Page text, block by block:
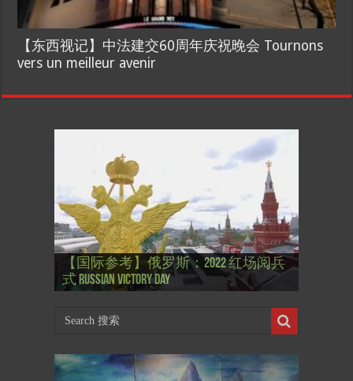
【东西视记】中法建交60周年庆祝晚会 Tournons
vers un meilleur avenir
【国际参考】俄罗斯：2022 红场阅兵
式 Russian Victory Day
【国际参考】”戏剧性“服装设计师
Thierry Mugler 蒂埃里.穆勒 去世, 享年 73
岁
【国际参考】海湖庄园: Xi & Trump 内幕
Mar-a-Lago leak
【东西视记】1937年的毕加索, 海明威,
肯尼迪 1937 – La fin de l’innocence (2/2)
【东西视记】1937年的毕加索, 海明威,
肯尼迪 1937 – La fin de l’innocence (1/2)
【东西视记】1961年4月12日 尤里·加加
林 成为第一“太空人”